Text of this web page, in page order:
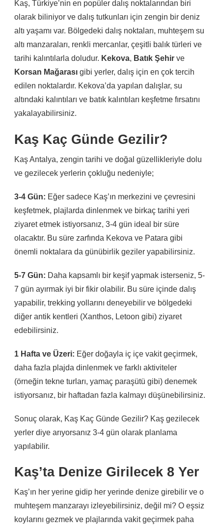
Kaş, Türkiye’nin en popüler dalış noktalarından biri
olarak biliniyor ve dalış tutkunları için zengin bir deniz
altı yaşamı var. Bölgedeki dalış noktaları, muhteşem su
altı manzaraları, renkli mercanlar, çeşitli balık türleri ve
tarihi kalıntılarla doludur. Kekova, Batık Şehir ve
Korsan Mağarası gibi yerler, dalış için en çok tercih
edilen noktalardır. Kekova’da yapılan dalışlar, su
altındaki kalıntıları ve batık kalıntıları keşfetme fırsatını
yakalayabilirsiniz.
Kaş Kaç Günde Gezilir?
Kaş Antalya, zengin tarihi ve doğal güzellikleriyle dolu
ve gezilecek yerlerin çokluğu nedeniyle;
3-4 Gün: Eğer sadece Kaş’ın merkezini ve çevresini
keşfetmek, plajlarda dinlenmek ve birkaç tarihi yeri
ziyaret etmek istiyorsanız, 3-4 gün ideal bir süre
olacaktır. Bu süre zarfında Kekova ve Patara gibi
önemli noktalara da günübirlik geziler yapabilirsiniz.
5-7 Gün: Daha kapsamlı bir keşif yapmak isterseniz, 5-
7 gün ayırmak iyi bir fikir olabilir. Bu süre içinde dalış
yapabilir, trekking yollarını deneyebilir ve bölgedeki
diğer antik kentleri (Xanthos, Letoon gibi) ziyaret
edebilirsiniz.
1 Hafta ve Üzeri: Eğer doğayla iç içe vakit geçirmek,
daha fazla plajda dinlenmek ve farklı aktiviteler
(örneğin tekne turları, yamaç paraşütü gibi) denemek
istiyorsanız, bir haftadan fazla kalmayı düşünebilirsiniz.
Sonuç olarak, Kaş Kaç Günde Gezilir? Kaş gezilecek
yerler diye arıyorsanız 3-4 gün olarak planlama
yapılabilir.
Kaş’ta Denize Girilecek 8 Yer
Kaş’ın her yerine gidip her yerinde denize girebilir ve o
muhteşem manzarayı izleyebilirsiniz, değil mi? O eşsiz
koylarını gezmek ve plajlarında vakit geçirmek paha